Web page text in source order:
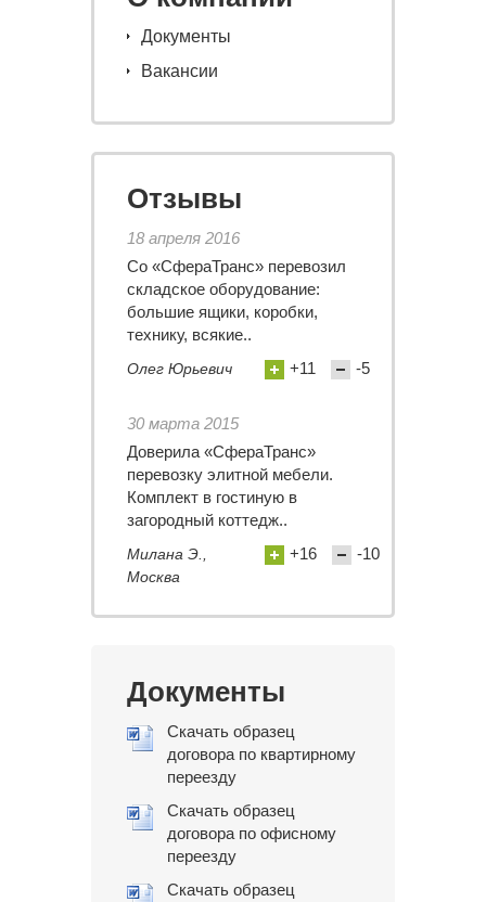
Документы
Вакансии
Отзывы
18 апреля 2016
Со «СфераТранс» перевозил
складское оборудование:
большие ящики, коробки,
технику, всякие..
Олег Юрьевич +11 -5
30 марта 2015
Доверила «СфераТранс»
перевозку элитной мебели.
Комплект в гостиную в
загородный коттедж..
Милана Э.,
Москва
+16 -10
Документы
Скачать образец
договора по квартирному
переезду
Скачать образец
договора по офисному
переезду
Скачать образец